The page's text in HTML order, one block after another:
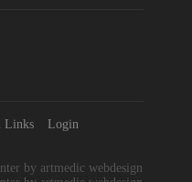
Links Login